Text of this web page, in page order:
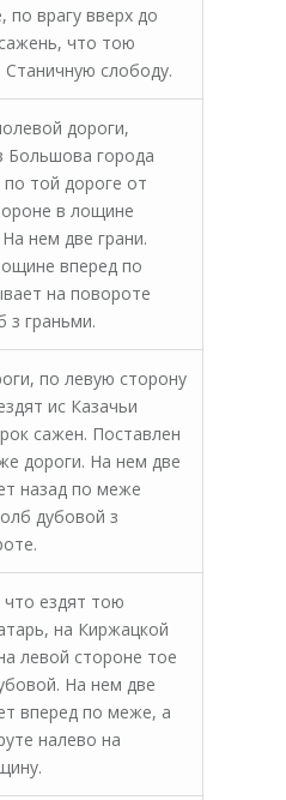
по врагу вверх до
что тою
слободу.
дороги,
Большова города
той дороге от
в лощине
нем две грани.
вперед по
на повороте
з граньми.
по левую сторону
ис Казачьи
сажен. Поставлен
дороги. На нем две
назад по меже
дубовой з
ездят тою
на Киржацкой
левой стороне тое
На нем две
вперед по меже, а
налево на